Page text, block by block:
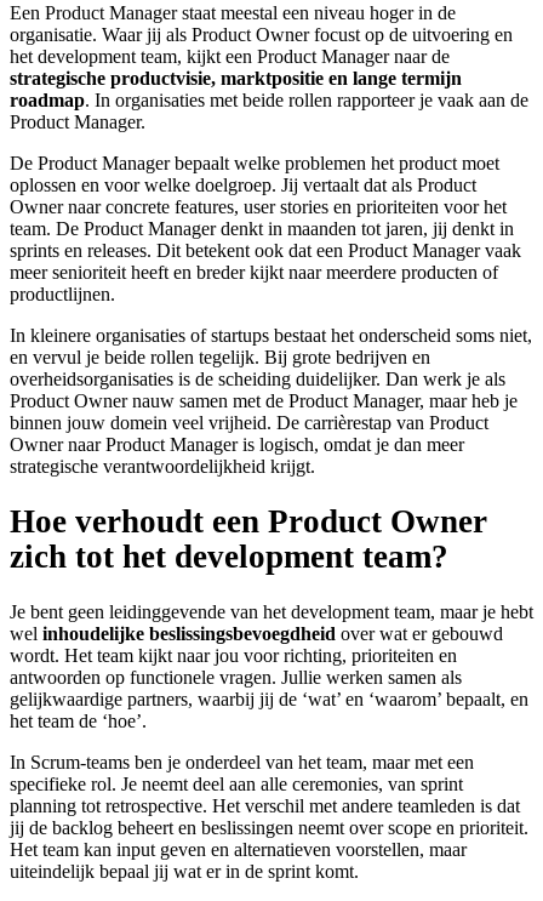
Een Product Manager staat meestal een niveau hoger in de
organisatie. Waar jij als Product Owner focust op de uitvoering en
het development team, kijkt een Product Manager naar de
strategische productvisie, marktpositie en lange termijn
roadmap. In organisaties met beide rollen rapporteer je vaak aan de
Product Manager.
De Product Manager bepaalt welke problemen het product moet
oplossen en voor welke doelgroep. Jij vertaalt dat als Product
Owner naar concrete features, user stories en prioriteiten voor het
team. De Product Manager denkt in maanden tot jaren, jij denkt in
sprints en releases. Dit betekent ook dat een Product Manager vaak
meer senioriteit heeft en breder kijkt naar meerdere producten of
productlijnen.
In kleinere organisaties of startups bestaat het onderscheid soms niet,
en vervul je beide rollen tegelijk. Bij grote bedrijven en
overheidsorganisaties is de scheiding duidelijker. Dan werk je als
Product Owner nauw samen met de Product Manager, maar heb je
binnen jouw domein veel vrijheid. De carrièrestap van Product
Owner naar Product Manager is logisch, omdat je dan meer
strategische verantwoordelijkheid krijgt.
Hoe verhoudt een Product Owner
zich tot het development team?
Je bent geen leidinggevende van het development team, maar je hebt
wel inhoudelijke beslissingsbevoegdheid over wat er gebouwd
wordt. Het team kijkt naar jou voor richting, prioriteiten en
antwoorden op functionele vragen. Jullie werken samen als
gelijkwaardige partners, waarbij jij de ‘wat’ en ‘waarom’ bepaalt, en
het team de ‘hoe’.
In Scrum-teams ben je onderdeel van het team, maar met een
specifieke rol. Je neemt deel aan alle ceremonies, van sprint
planning tot retrospective. Het verschil met andere teamleden is dat
jij de backlog beheert en beslissingen neemt over scope en prioriteit.
Het team kan input geven en alternatieven voorstellen, maar
uiteindelijk bepaal jij wat er in de sprint komt.